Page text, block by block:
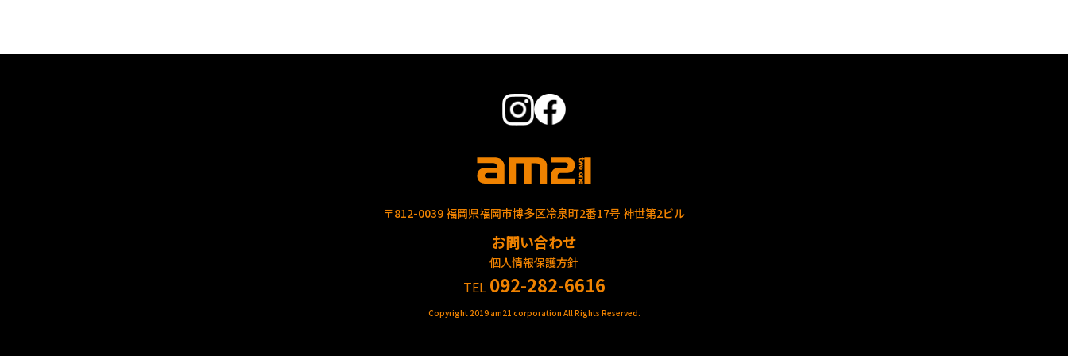
〒812-0039 福岡県福岡市博多区冷泉町2番17号 神世第2ビル
お問い合わせ
個人情報保護方針
TEL 092-282-6616
Copyright 2019 am21 corporation All Rights Reserved.